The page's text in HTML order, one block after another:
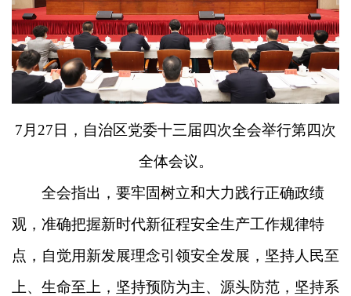
7月27日，自治区党委十三届四次全会举行第四次
全体会议。
全会指出，要牢固树立和大力践行正确政绩
观，准确把握新时代新征程安全生产工作规律特
点，自觉用新发展理念引领安全发展，坚持人民至
上、生命至上，坚持预防为主、源头防范，坚持系